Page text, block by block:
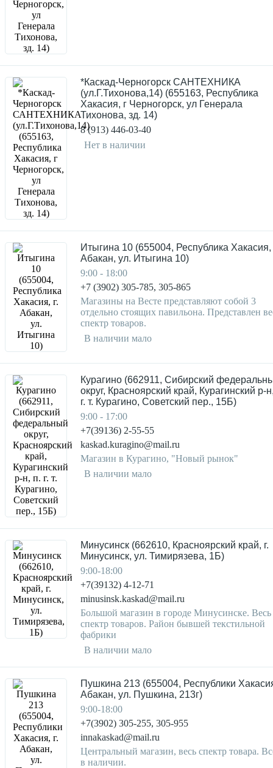
*Каскад-Черногорск САНТЕХНИКА
(ул.Г.Тихонова,14) (655163, Республика
Хакасия, г Черногорск, ул Генерала
Тихонова, зд. 14)
8 (913) 446-03-40
Нет в наличии
Итыгина 10 (655004, Республика Хакасия,
Абакан, ул. Итыгина 10)
9:00 - 18:00
+7 (3902) 305-785, 305-865
Магазины на Весте представляют собой 3
отдельно стоящих павильона. Представлен
спектр товаров.
В наличии мало
Курагино (662911, Сибирский
округ, Красноярский край, Курагинский р-
г. т. Курагино, Советский пер., 15Б)
9:00 - 17:00
+7(39136) 2-55-55
kaskad.kuragino@mail.ru
Магазин в Курагино, "Новый рынок"
В наличии мало
Минусинск (662610, Красноярский край, г.
Минусинск, ул. Тимирязева, 1Б)
9:00-18:00
+7(39132) 4-12-71
minusinsk.kaskad@mail.ru
Большой магазин в городе Минусинске. Весь
спектр товаров. Район бывшей текстильной
фабрики
В наличии мало
Пушкина 213 (655004, Республики
Абакан, ул. Пушкина, 213г)
9:00-18:00
+7(3902) 305-255, 305-955
innakaskad@mail.ru
Центральный магазин, весь спектр товара.
в наличии.